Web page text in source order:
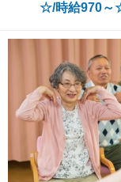
☆/時給970～